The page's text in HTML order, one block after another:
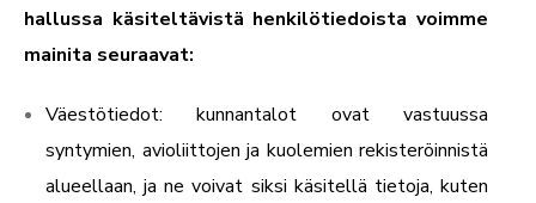
hallussa käsiteltävistä henkilötiedoista voimme
mainita seuraavat:
Väestötiedot: kunnantalot ovat vastuussa
syntymien, avioliittojen ja kuolemien rekisteröinnistä
alueellaan, ja ne voivat siksi käsitellä tietoja, kuten